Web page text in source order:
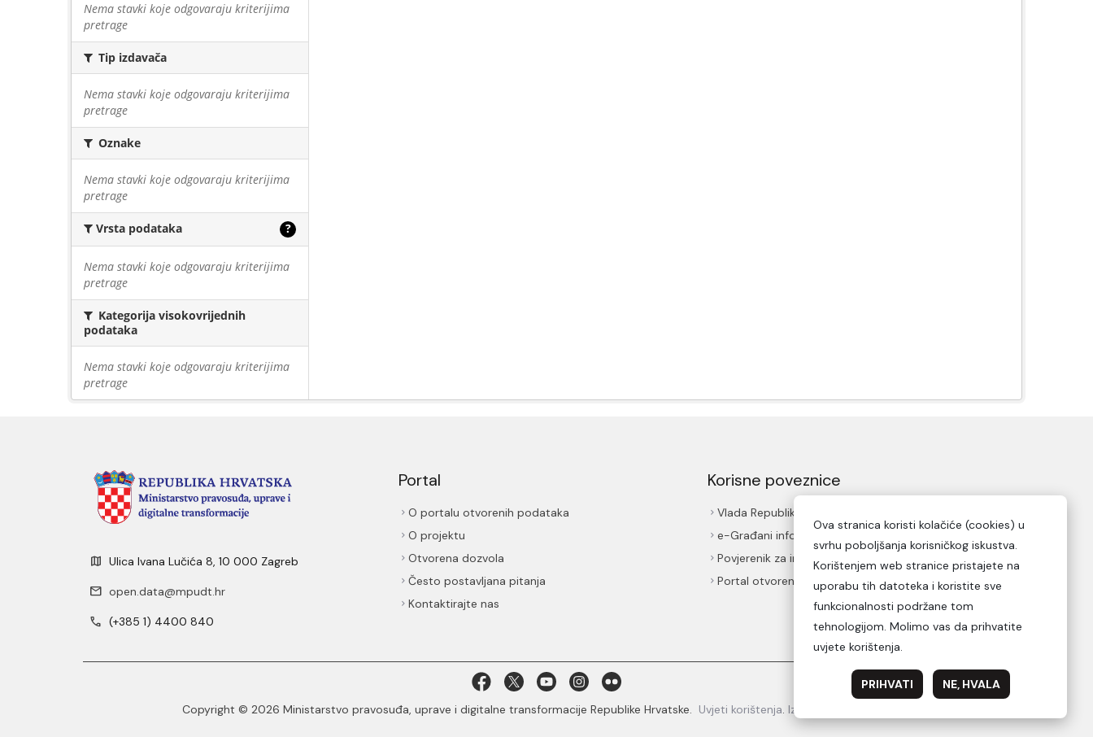
Nema stavki koje odgovaraju kriterijima
pretrage
Tip izdavača
Nema stavki koje odgovaraju kriterijima
pretrage
Oznake
Nema stavki koje odgovaraju kriterijima
pretrage
Vrsta podataka ?
Nema stavki koje odgovaraju kriterijima
pretrage
Kategorija visokovrijednih
podataka
Nema stavki koje odgovaraju kriterijima
pretrage